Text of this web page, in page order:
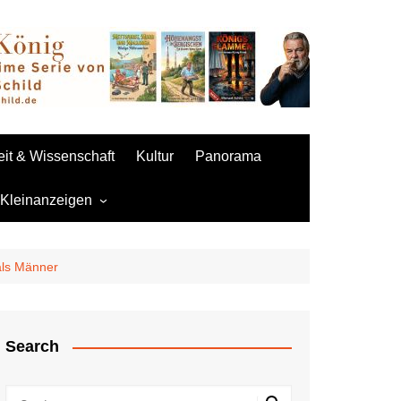
& Wissenschaft Kultur Panorama
Männer
Search